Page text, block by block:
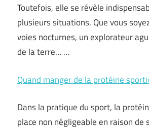
Toutefois, elle se révèle
plusieurs situations. Que vous
voies nocturnes, un explorateur
de la terre… …
Quand manger de la protéine
Dans la pratique du sport, la
place non négligeable en raison de